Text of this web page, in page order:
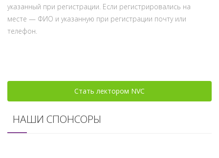
указанный при регистрации. Если регистрировались на
месте — ФИО и указанную при регистрации почту или
телефон.
Стать лектором NVC
НАШИ СПОНСОРЫ